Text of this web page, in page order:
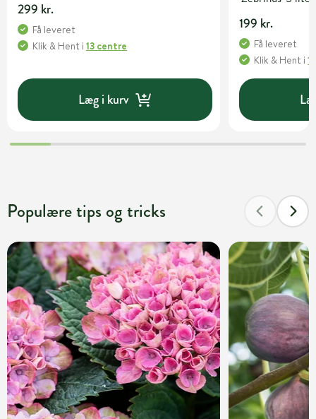
299 kr.
Få leveret
Klik & Hent i 13 centre
Læg i kurv
199 kr.
Få leveret
Klik & Hent i
Populære tips og tricks